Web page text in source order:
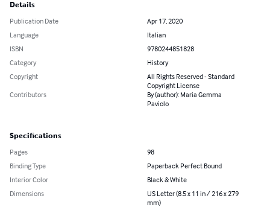
Details
Publication Date
Apr 17, 2020
Language
Italian
ISBN
9780244851828
Category
History
Copyright
All Rights Reserved - Standard
Copyright License
Contributors
By (author): Maria Gemma
Paviolo
Specifications
Pages
98
Binding Type
Paperback Perfect Bound
Interior Color
Black & White
Dimensions
US Letter (8.5 x 11 in / 216 x 279
mm)